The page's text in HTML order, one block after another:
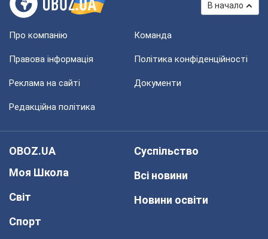
В начало
Про компанію Команда
Правова інформація Політика конфіденційності
Реклама на сайті Документи
Редакційна політика
OBOZ.UA
Моя Школа
Світ
Спорт
Суспільство
Всі новини
Новини освіти